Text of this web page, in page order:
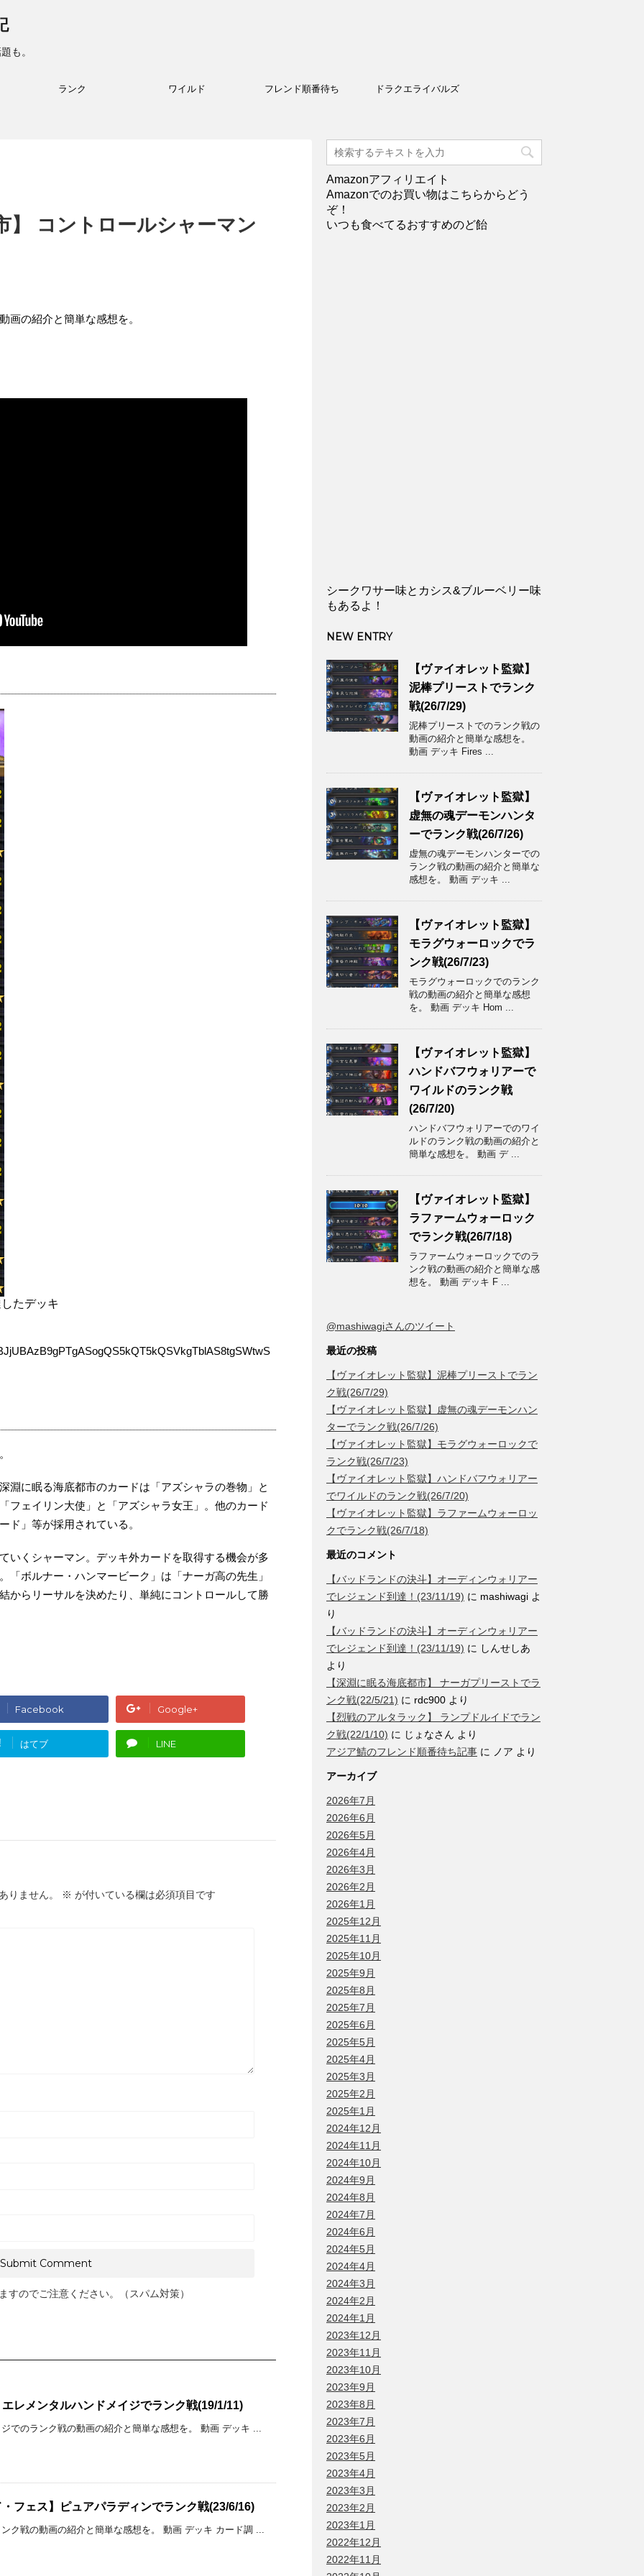
も。
ランク ワイルド フレンド順番待ち ドラクエライバルズ
】 コントロールシャーマン
画の紹介と簡単な感想を。
たデッキ
淵に眠る海底都市のカードは「アズシャラの巻物」と
フェイリン大使」と「アズシャラ女王」。他のカード
ド」等が採用されている。
いくシャーマン。デッキ外カードを取得する機会が多
「ボルナー・ハンマービーク」は「ナーガ高の先生」
からリーサルを決めたり、単純にコントロールして勝
Facebook Google+
はてブ LINE
りません。 ※ が付いている欄は必須項目です
すのでご注意ください。（スパム対策）
レメンタルハンドメイジでランク戦(19/1/11)
でのランク戦の動画の紹介と簡単な感想を。 動画 デッキ ...
フェス】ピュアパラディンでランク戦(23/6/16)
ク戦の動画の紹介と簡単な感想を。 動画 デッキ カード調 ...
Amazonアフィリエイト
Amazonでのお買い物はこちらからどう
ぞ！
いつも食べてるおすすめのど飴
シークワサー味とカシス&ブルーベリー味
もあるよ！
NEW ENTRY
【ヴァイオレット監獄】
泥棒プリーストでランク
戦(26/7/29)
泥棒プリーストでのランク戦の
動画の紹介と簡単な感想を。
動画 デッキ Fires ...
【ヴァイオレット監獄】
虚無の魂デーモンハンタ
ーでランク戦(26/7/26)
虚無の魂デーモンハンターでの
ランク戦の動画の紹介と簡単な
感想を。 動画 デッキ ...
【ヴァイオレット監獄】
モラグウォーロックでラ
ンク戦(26/7/23)
モラグウォーロックでのランク
戦の動画の紹介と簡単な感想
を。 動画 デッキ Hom ...
【ヴァイオレット監獄】
ハンドバフウォリアーで
ワイルドのランク戦
(26/7/20)
ハンドバフウォリアーでのワイ
ルドのランク戦の動画の紹介と
簡単な感想を。 動画 デ ...
【ヴァイオレット監獄】
ラファームウォーロック
でランク戦(26/7/18)
ラファームウォーロックでのラ
ンク戦の動画の紹介と簡単な感
想を。 動画 デッキ F ...
@mashiwagiさんのツイート
最近の投稿
【ヴァイオレット監獄】泥棒プリーストでラン
ク戦(26/7/29)
【ヴァイオレット監獄】虚無の魂デーモンハン
ターでランク戦(26/7/26)
【ヴァイオレット監獄】モラグウォーロックで
ランク戦(26/7/23)
【ヴァイオレット監獄】ハンドバフウォリアー
でワイルドのランク戦(26/7/20)
【ヴァイオレット監獄】ラファームウォーロッ
クでランク戦(26/7/18)
最近のコメント
【バッドランドの決斗】オーディンウォリアー
でレジェンド到達！(23/11/19) に mashiwagi よ
り
【バッドランドの決斗】オーディンウォリアー
でレジェンド到達！(23/11/19) に しんせしあ
より
【深淵に眠る海底都市】 ナーガプリーストでラ
ンク戦(22/5/21) に rdc900 より
【烈戦のアルタラック】 ランプドルイドでラン
ク戦(22/1/10) に じょなさん より
アジア鯖のフレンド順番待ち記事 に ノア より
アーカイブ
2026年7月
2026年6月
2026年5月
2026年4月
2026年3月
2026年2月
2026年1月
2025年12月
2025年11月
2025年10月
2025年9月
2025年8月
2025年7月
2025年6月
2025年5月
2025年4月
2025年3月
2025年2月
2025年1月
2024年12月
2024年11月
2024年10月
2024年9月
2024年8月
2024年7月
2024年6月
2024年5月
2024年4月
2024年3月
2024年2月
2024年1月
2023年12月
2023年11月
2023年10月
2023年9月
2023年8月
2023年7月
2023年6月
2023年5月
2023年4月
2023年3月
2023年2月
2023年1月
2022年12月
2022年11月